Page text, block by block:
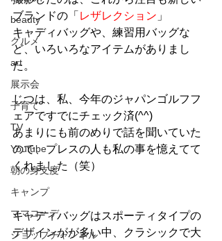
beauty
グルメ
art
展示会
子育て
TV
Youtube
朝の身支度
キャンプ
ママコーデ
ショップチャンネル
ブランドの「 レザレクション 」
キャディバッグや、練習用バッグな
ど、いろいろなアイテムがありまし
た。
じつは、私、今年のジャパンゴルフフ
ェアですでにチェック済(^^)
あまりにも前のめりで話を聞いていた
ので、プレスの人も私の事を憶えてて
くれました（笑）
キャディバッグはスポーティタイプの
デザインがが多い中、クラシックで大